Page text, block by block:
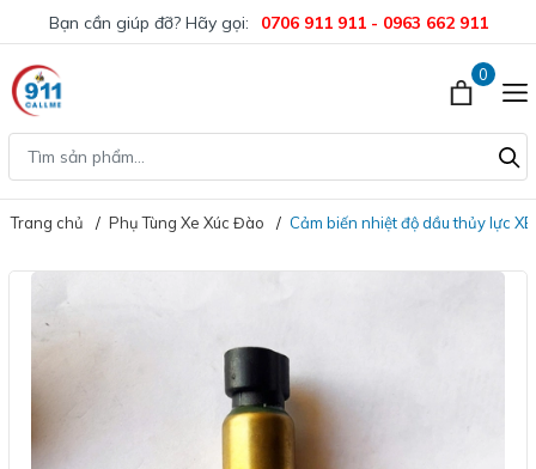
Bạn cần giúp đỡ? Hãy gọi: 0706 911 911 - 0963 662 911
0
Trang chủ Phụ Tùng Xe Xúc Đào Cảm biến nhiệt độ dầu thủy lực